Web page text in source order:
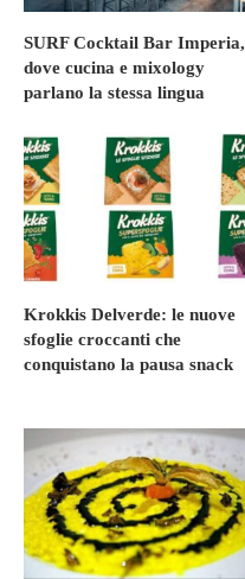
SURF Cocktail Bar Imperia,
dove cucina e mixology
parlano la stessa lingua
Krokkis Delverde: le nuove
sfoglie croccanti che
conquistano la pausa snack